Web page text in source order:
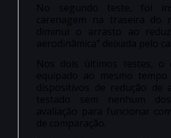
No segundo teste, foi
carenagem na traseira do
diminui o arrasto ao
aerodinâmica” deixada pelo
Nos dois últimos testes, o
equipado ao mesmo
dispositivos de redução de
testado sem nenhum
avaliação para funcionar
de comparação.